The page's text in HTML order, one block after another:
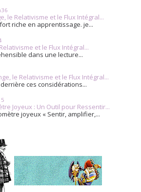
le Relativisme et le Flux Intégral...
riche en apprentissage. je...
et le Flux Intégral...
dans une lecture...
le Relativisme et le Flux Intégral...
ces considérations...
Joyeux : Un Outil pour Ressentir...
joyeux « Sentir, amplifier,...